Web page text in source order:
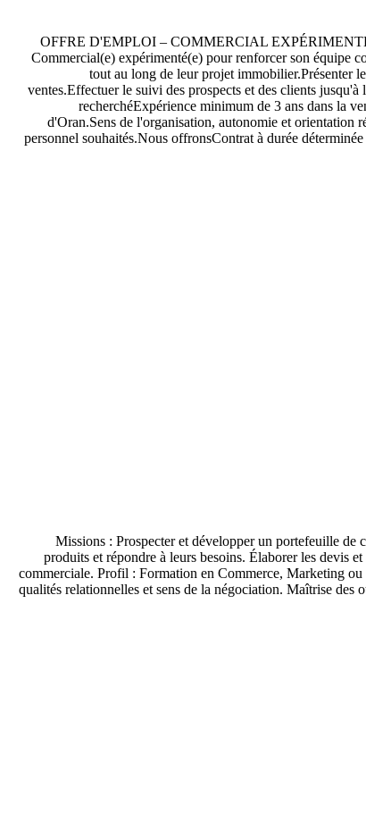
OFFRE D'EMPLOI – COMMERCIAL EXPÉRIMENTÉ
Commercial(e) expérimenté(e) pour renforcer son équipe
tout au long de leur projet immobilier.Présenter
ventes.Effectuer le suivi des prospects et des clients
recherchéExpérience minimum de 3 ans dans la
d'Oran.Sens de l'organisation, autonomie et orientation
personnel souhaités.Nous offronsContrat à durée
Missions : Prospecter et développer un portefeuille
produits et répondre à leurs besoins. Élaborer les devis
commerciale. Profil : Formation en Commerce, Marketing
qualités relationnelles et sens de la négociation. Maîtrise